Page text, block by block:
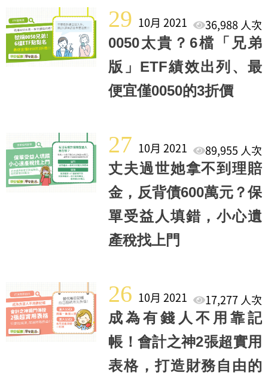
29 10月 2021
36,988 人次
0050太貴？6檔「兄弟
版」ETF績效出列、最
便宜僅0050的3折價
27 10月 2021
89,955 人次
丈夫過世她拿不到理賠
金，反背債600萬元？保
單受益人填錯，小心遺
產稅找上門
26 10月 2021
17,277 人次
成為有錢人不用靠記
帳！會計之神2張超實用
表格，打造財務自由的